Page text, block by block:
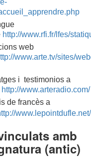
http://www.rfi.fr/lfes/
web
www.arte.tv/sites/
i  testimonios a
http://www.arteradio.com/
de francès a
amb
(antic)